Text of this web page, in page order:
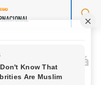
Ancelotti já
de 2026